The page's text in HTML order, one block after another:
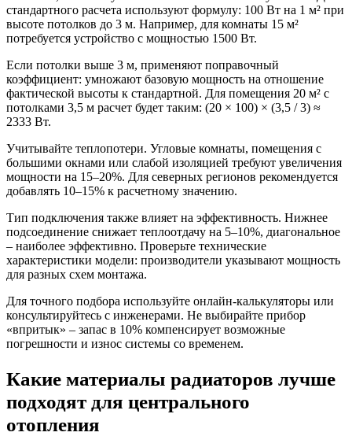
стандартного расчета используют формулу: 100 Вт на 1 м² при
высоте потолков до 3 м. Например, для комнаты 15 м²
потребуется устройство с мощностью 1500 Вт.
Если потолки выше 3 м, применяют поправочный
коэффициент: умножают базовую мощность на отношение
фактической высоты к стандартной. Для помещения 20 м² с
потолками 3,5 м расчет будет таким: (20 × 100) × (3,5 / 3) ≈
2333 Вт.
Учитывайте теплопотери. Угловые комнаты, помещения с
большими окнами или слабой изоляцией требуют увеличения
мощности на 15–20%. Для северных регионов рекомендуется
добавлять 10–15% к расчетному значению.
Тип подключения также влияет на эффективность. Нижнее
подсоединение снижает теплоотдачу на 5–10%, диагональное
– наиболее эффективно. Проверьте технические
характеристики модели: производители указывают мощность
для разных схем монтажа.
Для точного подбора используйте онлайн-калькуляторы или
консультируйтесь с инженерами. Не выбирайте прибор
«впритык» – запас в 10% компенсирует возможные
погрешности и износ системы со временем.
Какие материалы радиаторов лучше
подходят для центрального
отопления